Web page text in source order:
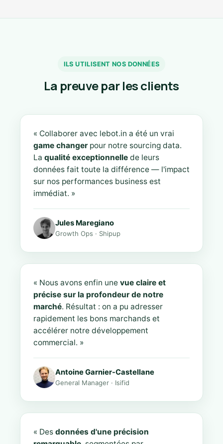
ILS UTILISENT NOS DONNÉES
La preuve par les clients
« Collaborer avec lebot.in a été un vrai
game changer pour notre sourcing data.
La qualité exceptionnelle de leurs
données fait toute la différence — l'impact
sur nos performances business est
immédiat. »
Jules Maregiano
Growth Ops · Shipup
« Nous avons enfin une vue claire et
précise sur la profondeur de notre
marché. Résultat : on a pu adresser
rapidement les bons marchands et
accélérer notre développement
commercial. »
Antoine Garnier-Castellane
General Manager · Isifid
« Des données d'une précision